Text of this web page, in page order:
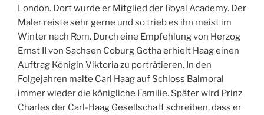
London. Dort wurde er Mitglied der Royal Academy. Der
Maler reiste sehr gerne und so trieb es ihn meist im
Winter nach Rom. Durch eine Empfehlung von Herzog
Ernst II von Sachsen Coburg Gotha erhielt Haag einen
Auftrag Königin Viktoria zu porträtieren. In den
Folgejahren malte Carl Haag auf Schloss Balmoral
immer wieder die königliche Familie. Später wird Prinz
Charles der Carl-Haag Gesellschaft schreiben, dass er